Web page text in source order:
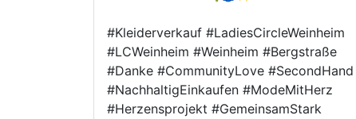
#Kleiderverkauf #LadiesCircleWeinheim
#LCWeinheim #Weinheim #Bergstraße
#Danke #CommunityLove #SecondHand
#NachhaltigEinkaufen #ModeMitHerz
#Herzensprojekt #GemeinsamStark